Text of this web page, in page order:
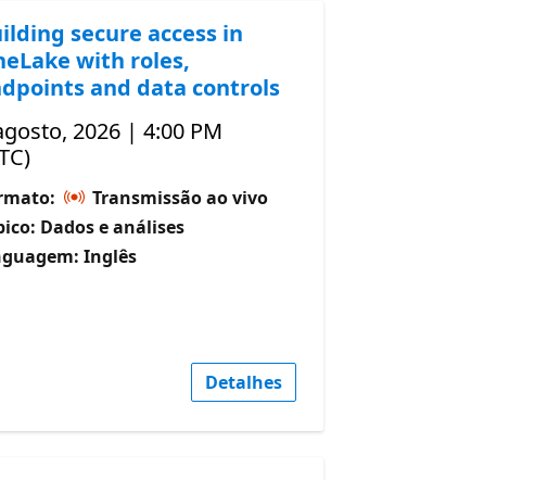
secure access in
with roles,
and data controls
2026 | 4:00 PM
Transmissão ao vivo
Dados e análises
Inglês
Detalhes